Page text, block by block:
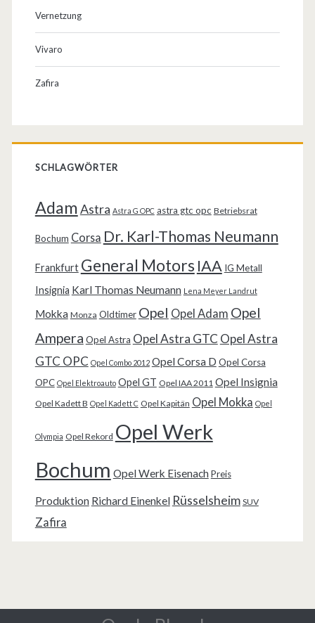
Vernetzung
Vivaro
Zafira
SCHLAGWÖRTER
AdamAstra Astra G OPC astra gtc opc Betriebsrat
Bochum Corsa Dr. Karl-Thomas Neumann
Frankfurt General Motors IAA IG Metall
Insignia Karl Thomas Neumann Lena Meyer Landrut
Mokka Monza Oldtimer Opel Opel Adam Opel
Ampera Opel Astra Opel Astra GTC Opel Astra
GTC OPC Opel Combo 2012 Opel Corsa D Opel Corsa
OPC Opel Elektroauto Opel GT Opel IAA 2011 Opel Insignia
Opel Kadett B Opel Kadett C Opel Kapitän Opel Mokka Opel
Olympia Opel Rekord Opel Werk
Bochum Opel Werk Eisenach Preis
Produktion Richard Einenkel Rüsselsheim SUV
Zafira